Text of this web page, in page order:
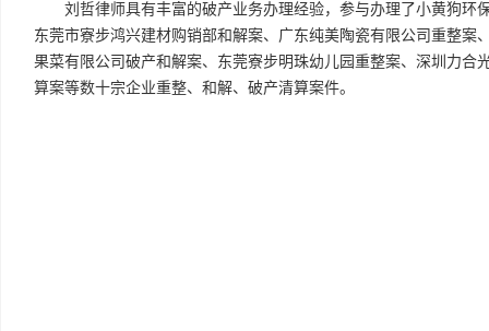
刘哲律师具有丰富的破产业务办理经验，参与办理了小黄狗
东莞市寮步鸿兴建材购销部和解案、广东纯美陶瓷有限公司重整
果菜有限公司破产和解案、东莞寮步明珠幼儿园重整案、深圳力
算案等数十宗企业重整、和解、破产清算案件。